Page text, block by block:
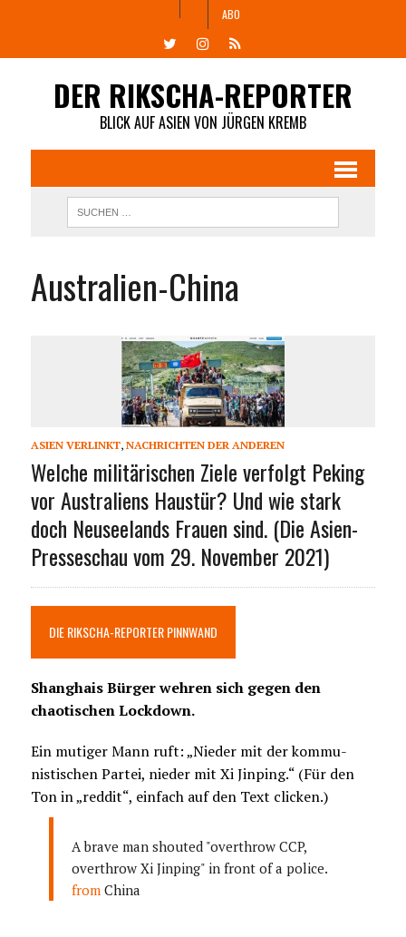
ABO
DER RIKSCHA-REPORTER
BLICK AUF ASIEN VON JÜRGEN KREMB
Australien-China
ASIEN VERLINKT, NACHRICHTEN DER ANDEREN
Welche militärischen Ziele verfolgt Peking
vor Australiens Haustür? Und wie stark
doch Neuseelands Frauen sind. (Die Asien-
Presseschau vom 29. November 2021)
DIE RIKSCHA-REPORTER PINNWAND
Shanghais Bürger wehren sich gegen den
chaotischen Lockdown.
Ein mutiger Mann ruft: „Nieder mit der kommu-
nistischen Partei, nieder mit Xi Jinping.“ (Für den
Ton in „reddit“, einfach auf den Text clicken.)
A brave man shouted "overthrow CCP,
overthrow Xi Jinping" in front of a police.
from China